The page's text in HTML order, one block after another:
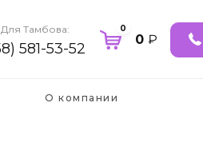
Для Тамбова:
581-53-52
0
0 ₽
О компании